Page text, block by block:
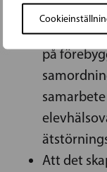
efter
Att man i
på
Att det